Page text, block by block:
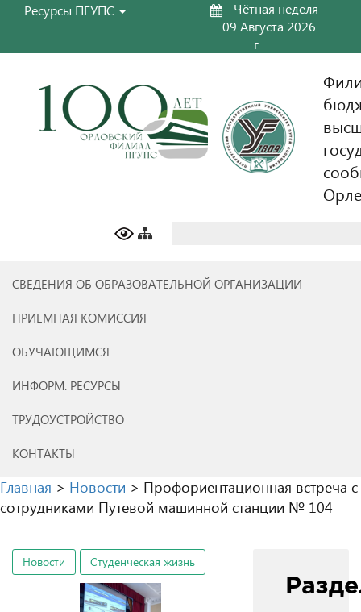
Ресурсы ПГУПС
Чётная неделя
09 Августа 2026
г
Орле
СВЕДЕНИЯ ОБ ОБРАЗОВАТЕЛЬНОЙ ОРГАНИЗАЦИИ
ПРИЕМНАЯ КОМИССИЯ
ОБУЧАЮЩИМСЯ
ИНФОРМ. РЕСУРСЫ
ТРУДОУСТРОЙСТВО
КОНТАКТЫ
Главная > Новости > Профориентационная встреча с
сотрудниками Путевой машинной станции № 104
Новости Студенческая жизнь